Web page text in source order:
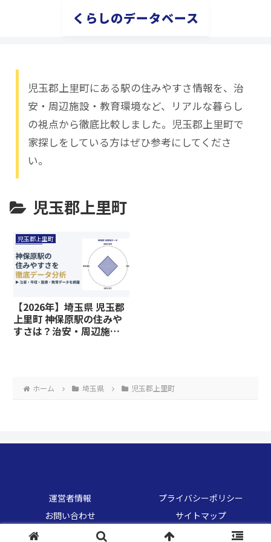
くらしのデータベース
児玉郡上里町にある駅の住みやすさ情報を、治
安・周辺施設・教育環境など、リアルな暮らし
の視点から徹底比較しました。児玉郡上里町で
家探しをしている方はぜひ参考にしてくださ
い。
児玉郡上里町
児玉郡上里町
【2026年】埼玉県 児玉郡
上里町 神保原駅の住みや
すさは？治安・周辺施
ホーム 埼玉県 児玉郡上里町
運営者情報
プライバシーポリシー
お問い合わせ
サイトマップ
© 2026 くらしのデータベース.